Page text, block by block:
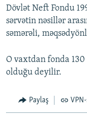
Dövlət Neft Fondu
sərvətin nəsillər
səmərəli,
O vaxtdan fonda
olduğu deyilir.
Paylaş